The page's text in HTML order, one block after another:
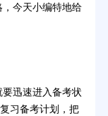
今天小编特地给
迅速进入备考状
习备考计划，把